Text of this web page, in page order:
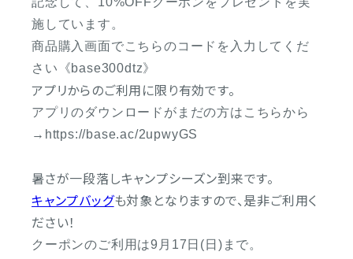
施しています。
商品購入画面でこちらのコードを入力してくだ
さい《base300dtz》
アプリからのご利用に限り有効です。
アプリのダウンロードがまだの方はこちらから
→https://base.ac/2upwyGS
暑さが一段落しキャンプシーズン到来です。
キャンプバッグも対象となりますので、是非ご利用く
ださい！
クーポンのご利用は9月17日(日)まで。